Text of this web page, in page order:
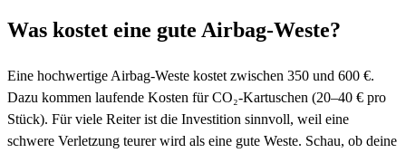
Was kostet eine gute Airbag-Weste?
Eine hochwertige Airbag-Weste kostet zwischen 350 und 600 €.
Dazu kommen laufende Kosten für CO₂-Kartuschen (20–40 € pro
Stück). Für viele Reiter ist die Investition sinnvoll, weil eine
schwere Verletzung teurer wird als eine gute Weste. Schau, ob deine